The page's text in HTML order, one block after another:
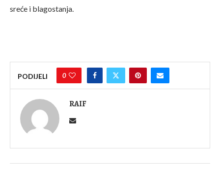
sreće i blagostanja.
PODIJELI 0
RAIF